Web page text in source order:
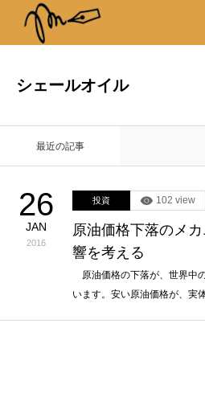
シェールオイル
最近の記事
26
JAN
2016
投資 102 view
原油価格下落のメ
響を考える
原油価格の下落が、世界中
います。安い原油価格が、実
取材や出演の依頼